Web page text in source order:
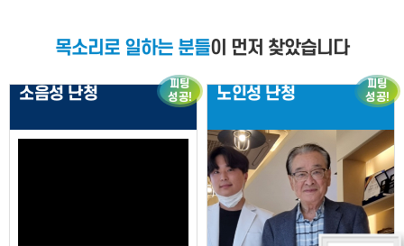
목소리로 일하는 분들이 먼저 찾았습니다
소음성 난청
피팅
성공!
노인성 난청
피팅
성공!